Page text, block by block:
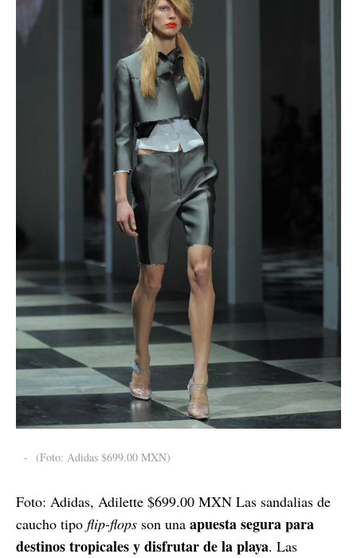
- (Foto: Adidas $699.00 MXN)
Foto: Adidas, Adilette $699.00 MXN Las sandalias de
caucho tipo flip-flops son una apuesta segura para
destinos tropicales y disfrutar de la playa. Las